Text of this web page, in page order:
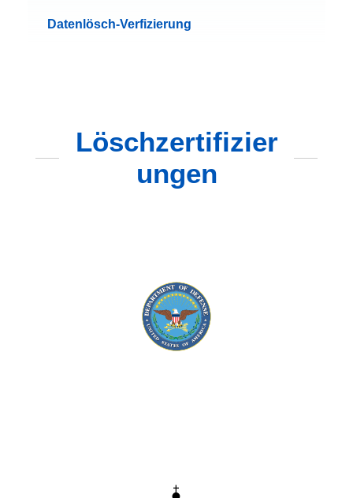
Datenlösch-Verfizierung
Löschzertifizier
ungen